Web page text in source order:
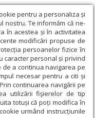
pentru a personaliza și
nostru. Te informăm că ne-
în acestea și în activitatea
modificări propuse de
persoanelor fizice în
caracter personal și privind
a continua navigarea pe
necesar pentru a citi și
continuarea navigării pe
utilizării fişierelor de tip
totuși că poți modifica în
urmând instrucțiunile
Lumina literară şi artistică ›
către lume